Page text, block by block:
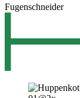
Fugenschneider